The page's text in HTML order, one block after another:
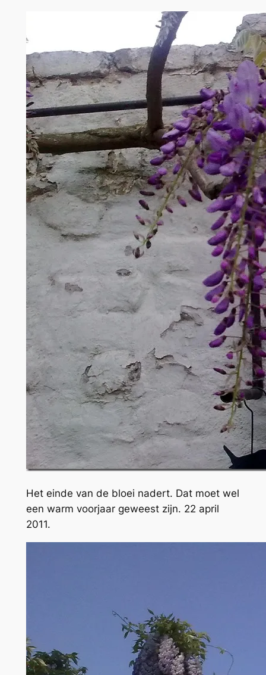
Het einde van de bloei nadert. Dat moet wel
een warm voorjaar geweest zijn. 22 april
2011.